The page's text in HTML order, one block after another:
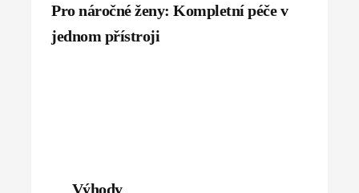
Pro náročné ženy: Kompletní péče v
jednom přístroji
Výhody